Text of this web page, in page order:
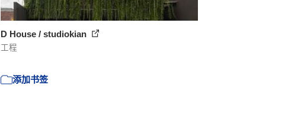
D House / studiokian
工程
添加书签